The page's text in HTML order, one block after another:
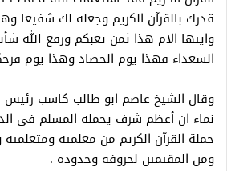
قدرك بالقرآن الكريم وجعله لك شفيعا
وايتها الام هذا ثمن تعبكم ورفع الله
السعداء فهذا يوم الحصاد وهذا يوم
وقال الشيخ عاصم ابو طالب كاسب
نماء ان أعظم شرف يحمله المسلم في
حملة القرآن الكريم من معلميه
ومن المقيمين لحروفه وحدوده .